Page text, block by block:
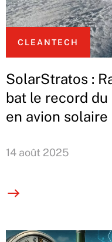
CLEANTECH
SolarStratos :
bat le record du
en avion solaire
14 août 2025